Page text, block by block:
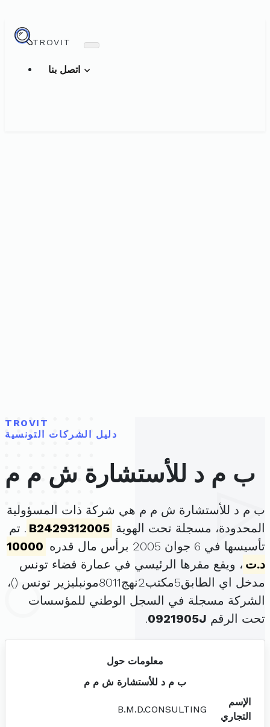
TROVIT
TROVIT
دليل الشركات التونسية
ب م د للأستشارة ش م م
ب م د للأستشارة ش م م هي شركة ذات المسؤولية
المحدودة، مسجلة تحت الهوية B2429312005 . تم
تأسيسها في 6 جوان 2005 برأس مال قدره
10000
د.ت ، ويقع مقرها الرئيسي في عمارة فضاء تونس
مدخل اي الطابق5مكتب2نهج8011مونبليزير تونس (
)،
الشركة مسجلة في السجل الوطني للمؤسسات
تحت الرقم 0921905J
.
معلومات حول
ب م د للأستشارة ش م م
الإسم
التجاري
B.M.D.CONSULTING